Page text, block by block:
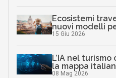
Ecosistemi
nuovi modelli
15 Giu 2026
L’IA nel
la mappa
08 Mag 2026